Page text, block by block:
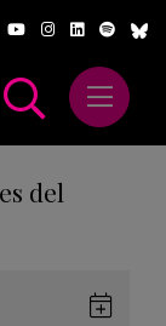
Abrir
del